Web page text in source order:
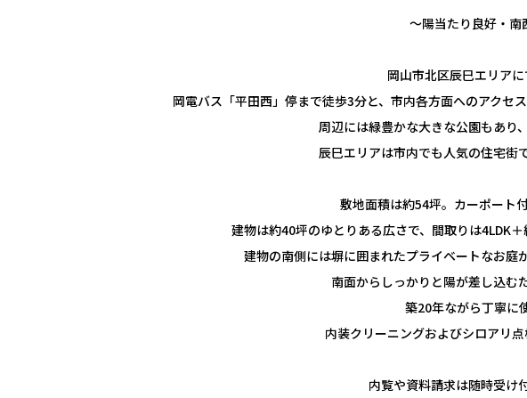
～陽当たり良好・
岡山市北区辰巳エリア
岡電バス「平田西」停まで徒歩3分と、市内各方面へのアクセ
周辺には緑豊かな大きな公園もあ
辰巳エリアは市内でも人気の住宅街
敷地面積は約54坪。カーポート
建物は約40坪のゆとりある広さで、間取りは4LDK
建物の南側には塀に囲まれたプライベートなお
南面からしっかりと陽が差し込む
築20年ながら丁寧に
内装クリーニングおよびシロアリ
内覧や資料請求は随時受け